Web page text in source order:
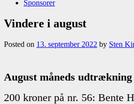
Sponsorer
Vindere i august
Posted on 13. september 2022 by Sten
August måneds
200 kroner på nr. 56: Bente